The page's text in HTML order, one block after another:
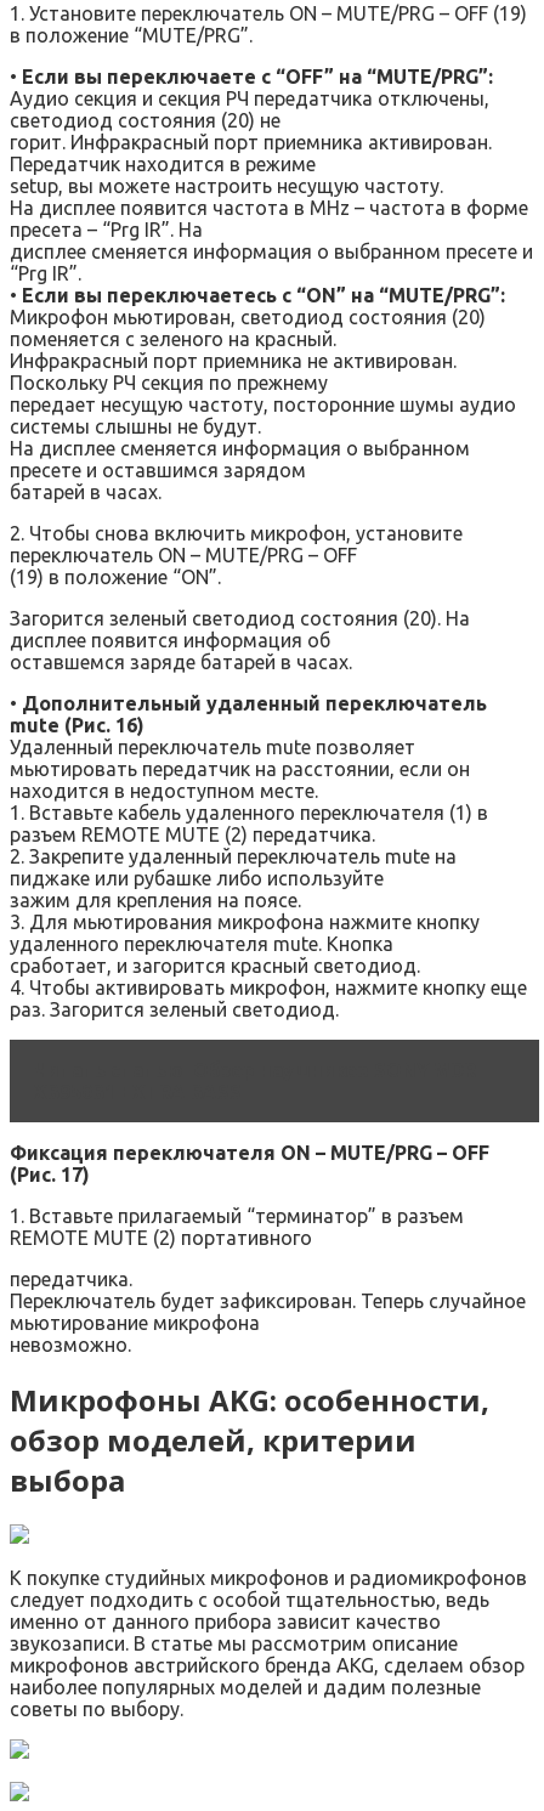
1. Установите переключатель ON – MUTE/PRG – OFF (19)
в положение “MUTE/PRG”.
• Если вы переключаете с “OFF” на “MUTE/PRG”:
Аудио секция и секция РЧ передатчика отключены,
светодиод состояния (20) не
горит. Инфракрасный порт приемника активирован.
Передатчик находится в режиме
setup, вы можете настроить несущую частоту.
На дисплее появится частота в MHz – частота в форме
пресета – “Prg IR”. На
дисплее сменяется информация о выбранном пресете и
“Prg IR”.
• Если вы переключаетесь с “ON” на “MUTE/PRG”:
Микрофон мьютирован, светодиод состояния (20)
поменяется с зеленого на красный.
Инфракрасный порт приемника не активирован.
Поскольку РЧ секция по прежнему
передает несущую частоту, посторонние шумы аудио
системы слышны не будут.
На дисплее сменяется информация о выбранном
пресете и оставшимся зарядом
батарей в часах.
2. Чтобы снова включить микрофон, установите
переключатель ON – MUTE/PRG – OFF
(19) в положение “ON”.
Загорится зеленый светодиод состояния (20). На
дисплее появится информация об
оставшемся заряде батарей в часах.
• Дополнительный удаленный переключатель
mute (Рис. 16)
Удаленный переключатель mute позволяет
мьютировать передатчик на расстоянии, если он
находится в недоступном месте.
1. Вставьте кабель удаленного переключателя (1) в
разъем REMOTE MUTE (2) передатчика.
2. Закрепите удаленный переключатель mute на
пиджаке или рубашке либо используйте
зажим для крепления на поясе.
3. Для мьютирования микрофона нажмите кнопку
удаленного переключателя mute. Кнопка
сработает, и загорится красный светодиод.
4. Чтобы активировать микрофон, нажмите кнопку еще
раз. Загорится зеленый светодиод.
Фиксация переключателя ON – MUTE/PRG – OFF
(Рис. 17)
1. Вставьте прилагаемый “терминатор” в разъем
REMOTE MUTE (2) портативного
передатчика.
Переключатель будет зафиксирован. Теперь случайное
мьютирование микрофона
невозможно.
Микрофоны AKG: особенности,
обзор моделей, критерии
выбора
К покупке студийных микрофонов и радиомикрофонов
следует подходить с особой тщательностью, ведь
именно от данного прибора зависит качество
звукозаписи. В статье мы рассмотрим описание
микрофонов австрийского бренда AKG, сделаем обзор
наиболее популярных моделей и дадим полезные
советы по выбору.